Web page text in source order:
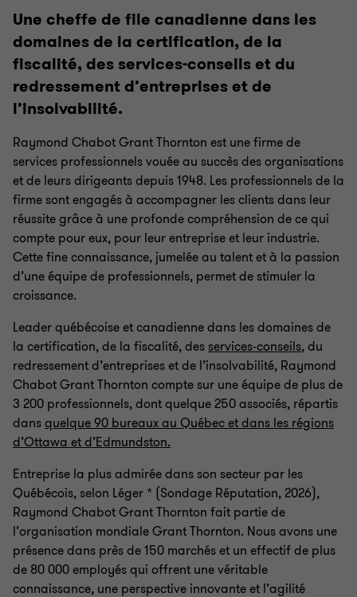
sur
5
sur
5
sur
5
sur
5
sur
5
Une cheffe de file canadienne dans les
domaines de la certification, de la
fiscalité, des services-conseils et du
redressement d’entreprises et de
l’insolvabilité.
Raymond Chabot Grant Thornton est une firme de
services professionnels vouée au succès des organisations
et de leurs dirigeants depuis 1948. Les professionnels de la
firme sont engagés à accompagner les clients dans leur
réussite grâce à une profonde compréhension de ce qui
compte pour eux, pour leur entreprise et leur industrie.
Cette fine connaissance, jumelée au talent et à la passion
d’une équipe de professionnels, permet de stimuler la
croissance.
Leader québécoise et canadienne dans les domaines de
la certification, de la fiscalité, desservices-conseils, du
redressement d’entreprises et de l’insolvabilité, Raymond
Chabot Grant Thornton compte sur une équipe de plus de
3 200 professionnels, dont quelque 250 associés, répartis
dansquelque 90 bureaux au Québec et dans les régions
d’Ottawa et d’Edmundston.
Entreprise la plus admirée dans son secteur par les
Québécois, selon Léger * (Sondage Réputation, 2026),
Raymond Chabot Grant Thornton fait partie de
l’organisation mondiale Grant Thornton. Nous avons une
présence dans près de 150 marchés et un effectif de plus
de 80 000 employés qui offrent une véritable
connaissance, une perspective innovante et l’agilité